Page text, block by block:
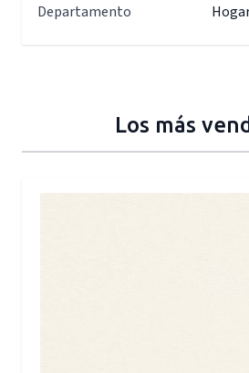
Departamento
Los más